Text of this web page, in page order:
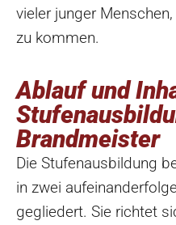
vieler junger
zu kommen.
Ablauf und
Brandmeister
Die Stufenausbildung
in zwei
gegliedert. Sie richtet